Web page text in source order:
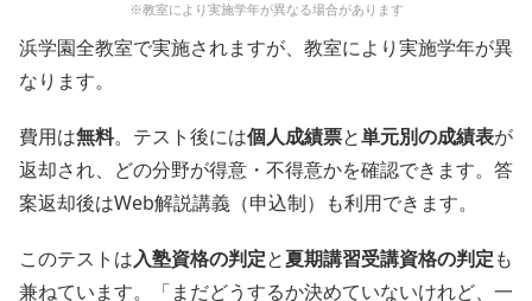
※教室により実施学年が異なる場合があります
浜学園全教室で実施されますが、教室により実施学年が異
なります。
費用は無料。テスト後には個人成績票と単元別の成績表が
返却され、どの分野が得意・不得意かを確認できます。答
案返却後はWeb解説講義（申込制）も利用できます。
このテストは入塾資格の判定と夏期講習受講資格の判定も
兼ねています。「まだどうするか決めていないけれど、一